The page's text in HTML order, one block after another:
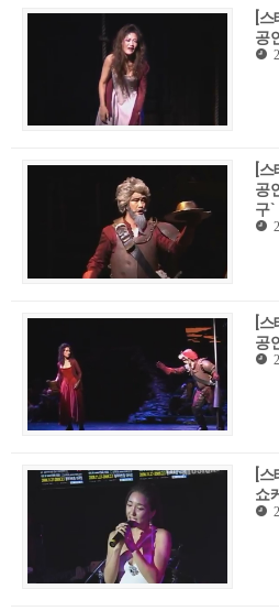
[스
공
[
공
구`
[스
공
[
쇼